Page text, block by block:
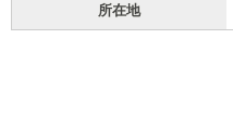
所在地